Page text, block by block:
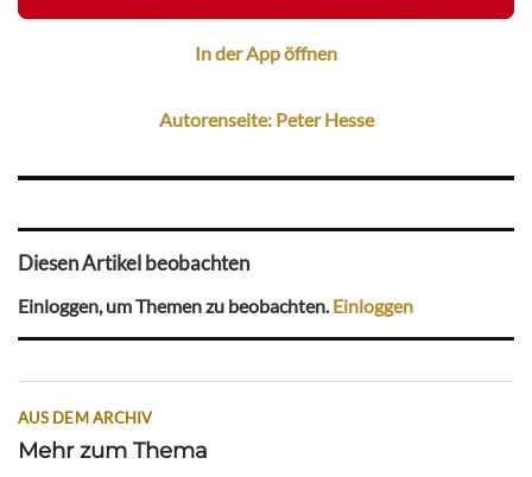
In der App öffnen
Autorenseite: Peter Hesse
Diesen Artikel beobachten
Einloggen, um Themen zu beobachten. Einloggen
AUS DEM ARCHIV
Mehr zum Thema